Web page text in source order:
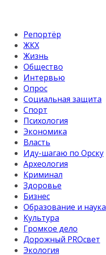
Репортёр
ЖКХ
Жизнь
Общество
Интервью
Опрос
Социальная защита
Спорт
Психология
Экономика
Власть
Иду-шагаю по Орску
Археология
Криминал
Здоровье
Бизнес
Образование и наука
Культура
Громкое дело
Дорожный PROсвет
Экология